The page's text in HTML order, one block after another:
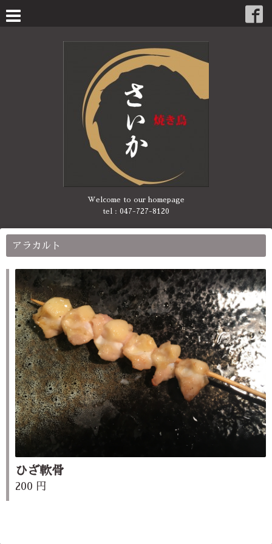
Welcome to our homepage
tel : 047-727-8120
アラカルト
ひざ軟骨
200 円